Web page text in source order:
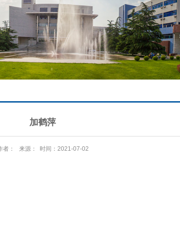
加鹤萍
者： 来源： 时间：2021-07-02